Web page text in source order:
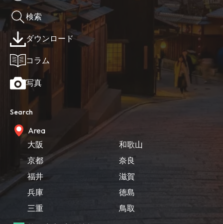
検索
ダウンロード
コラム
写真
Search
Area
大阪
京都
福井
兵庫
三重
和歌山
奈良
滋賀
徳島
鳥取